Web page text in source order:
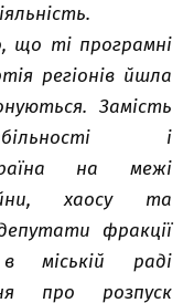
що ті програмні
регіонів йшла
Замість
і
на межі
хаосу та
фракції
міській раді
про розпуск